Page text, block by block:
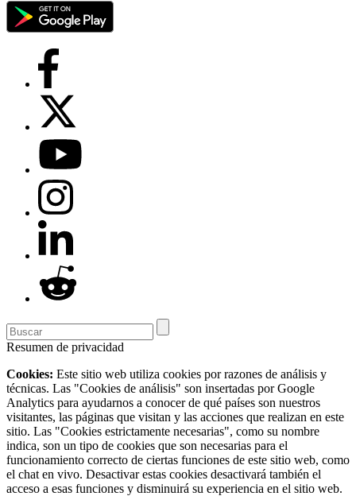
Resumen de privacidad
Cookies: Este sitio web utiliza cookies por razones de análisis y
técnicas. Las "Cookies de análisis" son insertadas por Google
Analytics para ayudarnos a conocer de qué países son nuestros
visitantes, las páginas que visitan y las acciones que realizan en este
sitio. Las "Cookies estrictamente necesarias", como su nombre
indica, son un tipo de cookies que son necesarias para el
funcionamiento correcto de ciertas funciones de este sitio web, como
el chat en vivo. Desactivar estas cookies desactivará también el
acceso a esas funciones y disminuirá su experiencia en el sitio web.